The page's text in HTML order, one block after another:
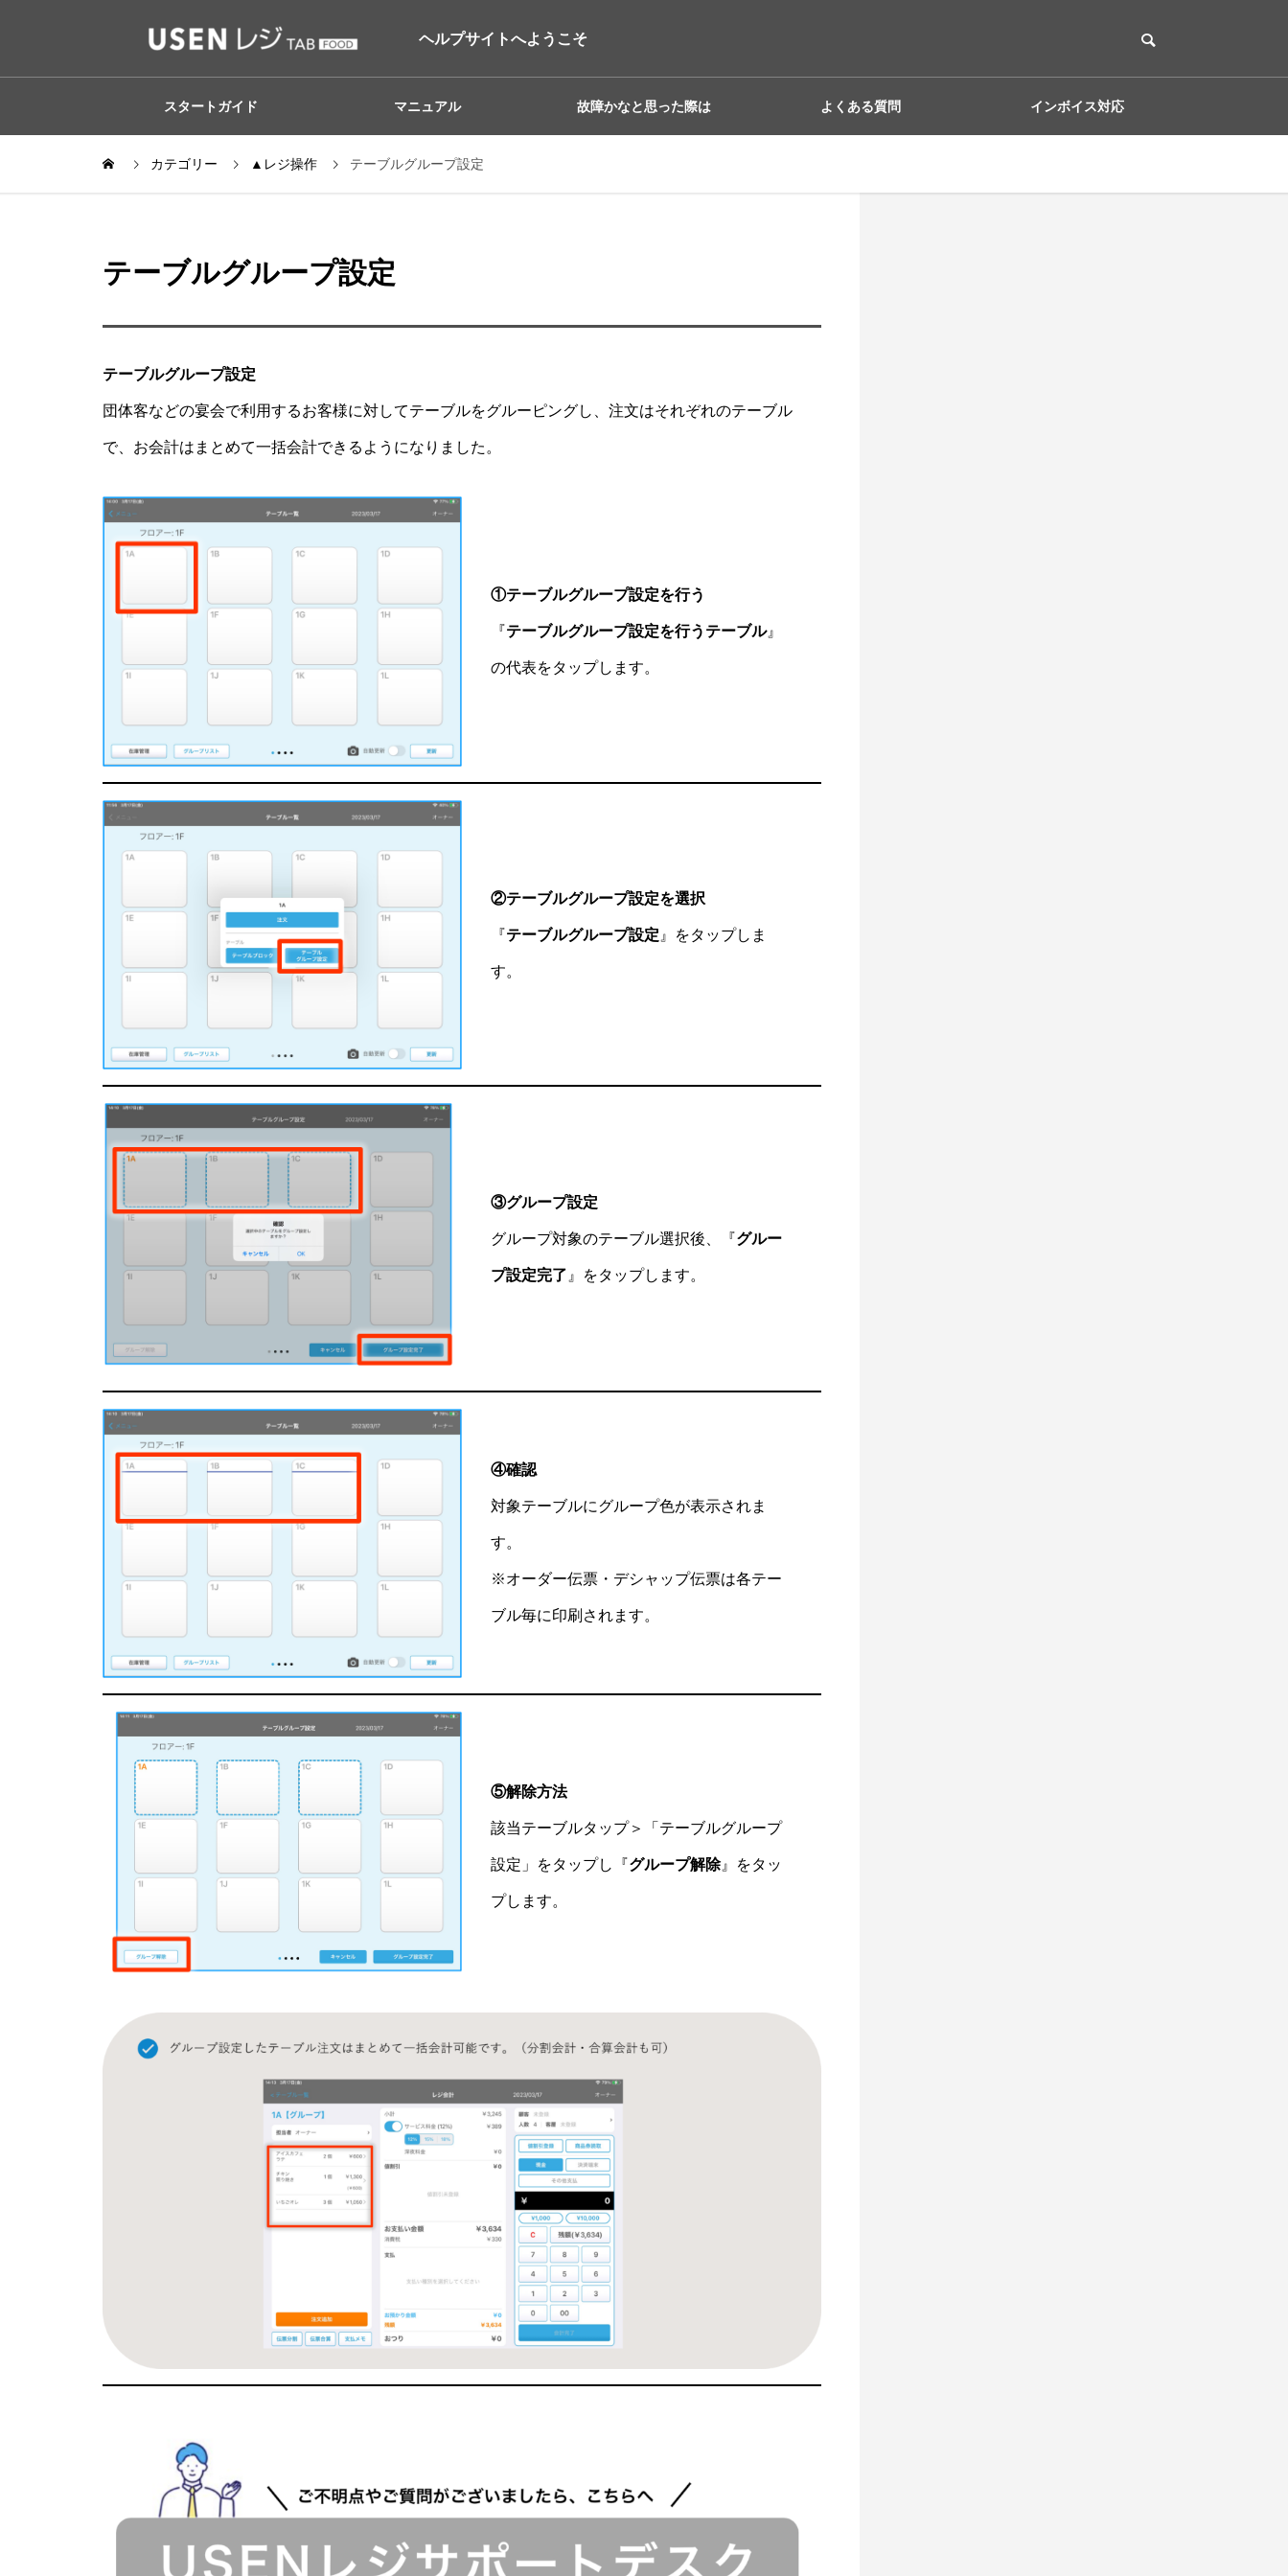
ヘルプサイトへようこそ
スタートガイド マニュアル 故障かなと思った際は よくある質問 インボイス対応
カテゴリー ▲レジ操作 テーブルグループ設定
テーブルグループ設定
テーブルグループ設定
団体客などの宴会で利用するお客様に対してテーブルをグルーピングし、注文はそれぞれのテーブル
で、お会計はまとめて一括会計できるようになりました。
①テーブルグループ設定を行う
『テーブルグループ設定を行うテーブル』
の代表をタップします。
②テーブルグループ設定を選択
『テーブルグループ設定 』をタップしま
す。
③グループ設定
グループ対象のテーブル選択後、『グルー
プ設定完了 』をタップします。
④確認
対象テーブルにグループ色が表示されま
す。
※オーダー伝票・デシャップ伝票は各テー
ブル毎に印刷されます。
⑤解除方法
該当テーブルタップ＞「テーブルグループ
設定」をタップし『グループ解除』をタッ
プします。